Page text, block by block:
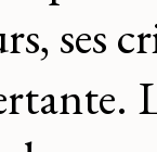
ses